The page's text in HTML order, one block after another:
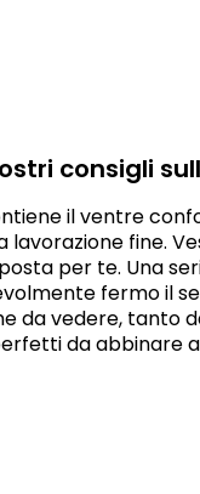
consigli
il ventre
lavorazione fine.
per te. Una
fermo il
da vedere, tanto
da abbinare